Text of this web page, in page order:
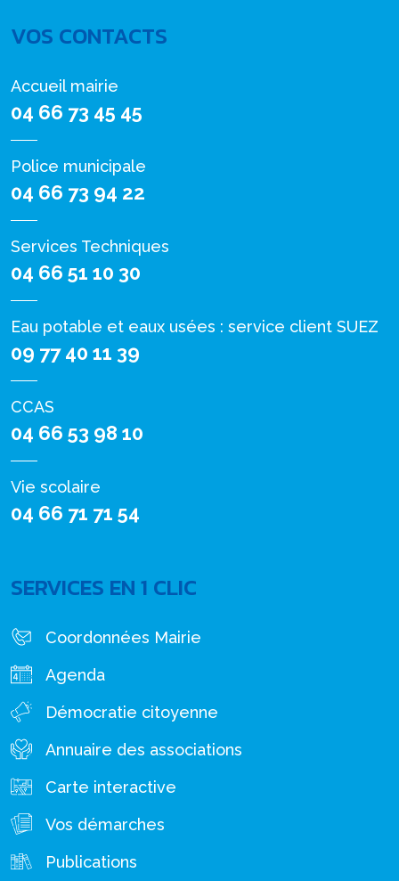
VOS CONTACTS
Accueil mairie
04 66 73 45 45
Police municipale
04 66 73 94 22
Services Techniques
04 66 51 10 30
Eau potable et eaux usées : service client SUEZ
09 77 40 11 39
CCAS
04 66 53 98 10
Vie scolaire
04 66 71 71 54
SERVICES EN 1 CLIC
Coordonnées Mairie
Agenda
Démocratie citoyenne
Annuaire des associations
Carte interactive
Vos démarches
Publications